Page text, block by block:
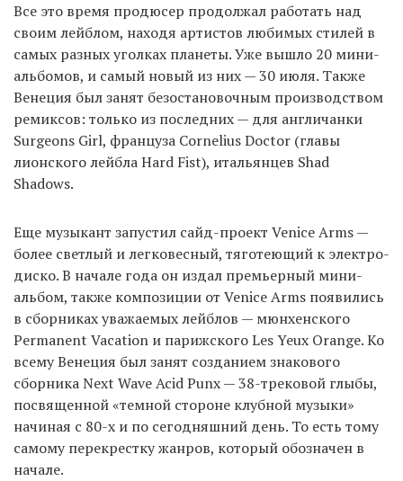
Все это время продюсер продолжал работать над
своим лейблом, находя артистов любимых стилей в
самых разных уголках планеты. Уже вышло 20 мини-
альбомов, и самый новый из них — 30 июля. Также
Венеция был занят безостановочным производством
ремиксов: только из последних — для англичанки
Surgeons Girl, француза Cornelius Doctor (главы
лионского лейбла Hard Fist), итальянцев Shad
Shadows.
Еще музыкант запустил сайд-проект Venice Arms —
более светлый и легковесный, тяготеющий к электро-
диско. В начале года он издал премьерный мини-
альбом, также композиции от Venice Arms появились
в сборниках уважаемых лейблов — мюнхенского
Permanent Vacation и парижского Les Yeux Orange. Ко
всему Венеция был занят созданием знакового
сборника Next Wave Acid Punx — 38-трековой глыбы,
посвященной «темной стороне клубной музыки»
начиная с 80-х и по сегодняшний день. То есть тому
самому перекрестку жанров, который обозначен в
начале.